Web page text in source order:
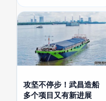
攻坚不停步！武昌造船
多个项目又有新进展